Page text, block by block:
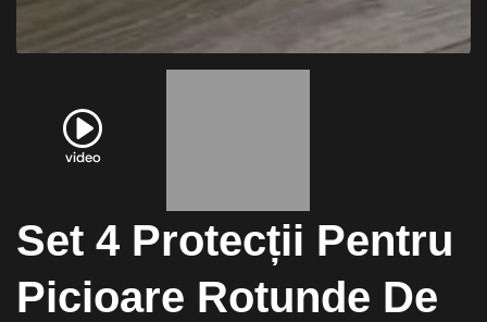
Set 4 Protecții Pentru
Picioare Rotunde De
video